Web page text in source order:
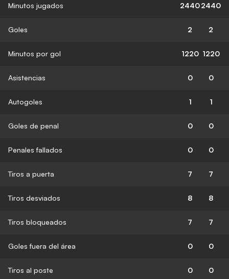
Minutos jugados 24402440
Goles 2 2
Minutos por gol 1220 1220
Asistencias 0 0
Autogoles 1 1
Goles de penal 0 0
Penales fallados 0 0
Tiros a puerta 7 7
Tiros desviados 8 8
Tiros bloqueados 7 7
Goles fuera del área 0 0
Tiros al poste 0 0